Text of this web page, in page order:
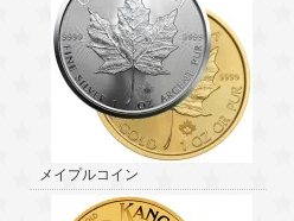
メイプルコイン